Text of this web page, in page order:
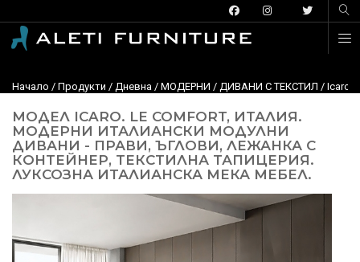
Начало / Продукти / Дневна / МОДЕРНИ / ДИВАНИ С ТЕКСТИЛ / Icaro,
МОДЕЛ ICARO. LE COMFORT, ИТАЛИЯ.
МОДЕРНИ ИТАЛИАНСКИ МОДУЛНИ
ДИВАНИ - ПРАВИ, ЪГЛОВИ, ЛЕЖАНКА С
КОНТЕЙНЕР, ТЕКСТИЛНА ТАПИЦЕРИЯ.
ЛУКСОЗНА ИТАЛИАНСКА МЕКА МЕБЕЛ.